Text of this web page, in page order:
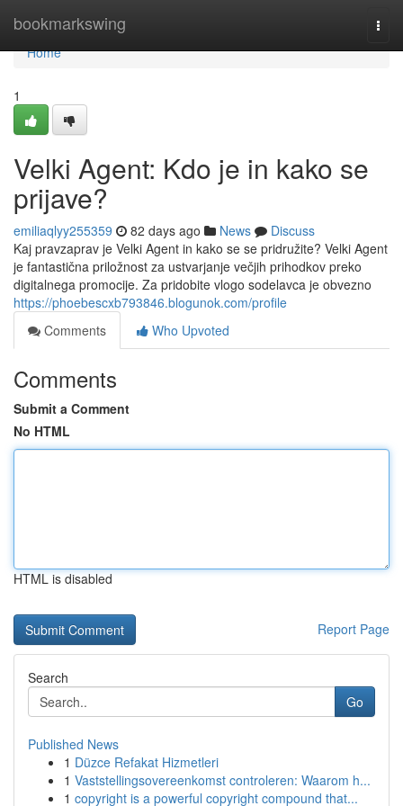
bookmarkswing
Home
Home
1
Velki Agent: Kdo je in kako se
prijave?
emiliaqlyy255359 82 days ago News
Discuss
Kaj pravzaprav je Velki Agent in kako se se pridružite? Velki Agent
je fantastična priložnost za ustvarjanje večjih prihodkov preko
digitalnega promocije. Za pridobite vlogo sodelavca je obvezno
https://phoebescxb793846.blogunok.com/profile
Comments
Who Upvoted
Comments
Submit a Comment
No HTML
HTML is disabled
Report Page
Search
Go
Published News
1 Düzce Refakat Hizmetleri
1 Vaststellingsovereenkomst controleren: Waarom h...
1 copyright is a powerful copyright compound that...